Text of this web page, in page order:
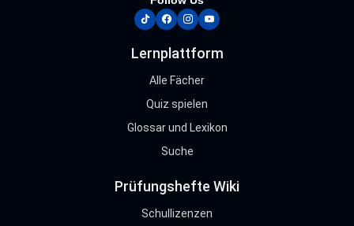
tiktokfacebook
instagram
youtube
Lernplattform
Alle Fächer
Quiz spielen
Glossar und Lexikon
Suche
Prüfungshefte Wiki
Schullizenzen